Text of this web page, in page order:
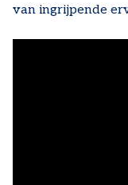
van ingrijpende